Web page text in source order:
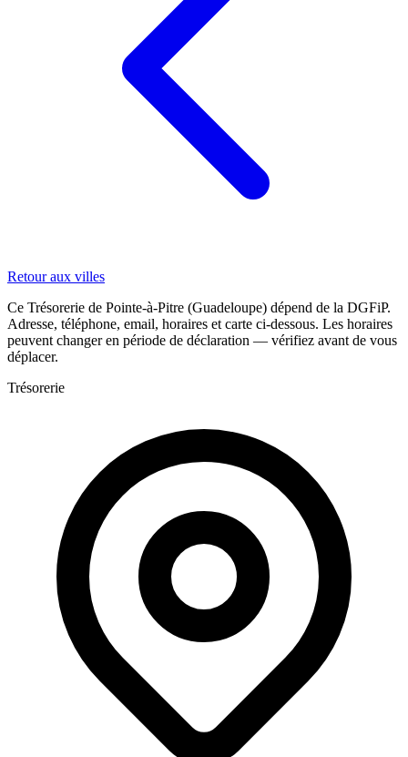
Retour aux villes
Ce Trésorerie de Pointe-à-Pitre (Guadeloupe) dépend de la DGFiP.
Adresse, téléphone, email, horaires et carte ci-dessous. Les horaires
peuvent changer en période de déclaration — vérifiez avant de vous
déplacer.
Trésorerie